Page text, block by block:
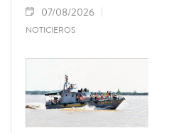
07/08/2026
NOTICIEROS